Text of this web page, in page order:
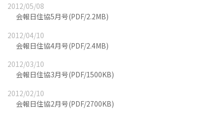
2012/05/08
会報日住協5月号(PDF/2.2MB)
2012/04/10
会報日住協4月号(PDF/2.4MB)
2012/03/10
会報日住協3月号(PDF/1500KB)
2012/02/10
会報日住協2月号(PDF/2700KB)